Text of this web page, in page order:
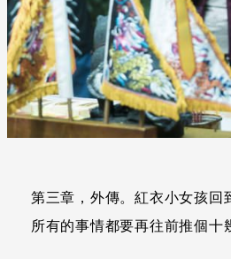
第三章，外傳。紅衣小女孩回
所有的事情都要再往前推個十